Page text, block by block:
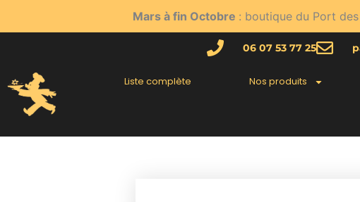
Mars à fin Octobre : boutique du Port des
06 07 53 77 25
Liste complète Nos produits